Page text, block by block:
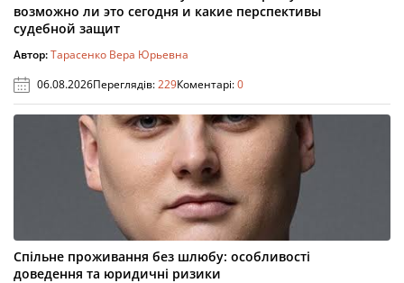
возможно ли это сегодня и какие перспективы
судебной защит
Автор:Тарасенко Вера Юрьевна
06.08.2026Переглядів:229Коментарі:0
Спільне проживання без шлюбу: особливості
доведення та юридичні ризики